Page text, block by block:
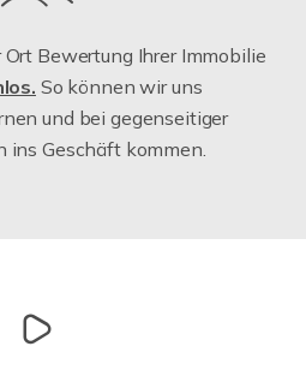
Bewertung Ihrer Immobilie
So können wir uns
und bei gegenseitiger
ins Geschäft kommen.